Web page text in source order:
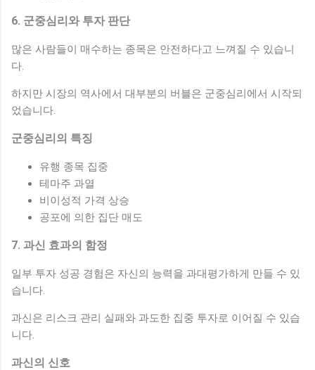
6. 군중심리와 투자 판단
많은 사람들이 매수하는 종목은 안전하다고 느껴질 수 있습니
다.
하지만 시장의 역사에서 대부분의 버블은 군중심리에서 시작되
었습니다.
군중심리의 특징
유행 종목 집중
테마주 과열
비이성적 가격 상승
공포에 의한 집단 매도
7. 과신 효과의 함정
일부 투자 성공 경험은 자신의 능력을 과대평가하게 만들 수 있
습니다.
과신은 리스크 관리 실패와 과도한 집중 투자로 이어질 수 있습
니다.
과신의 신호